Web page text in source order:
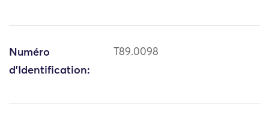
Numéro
d'Identification:
T89.0098